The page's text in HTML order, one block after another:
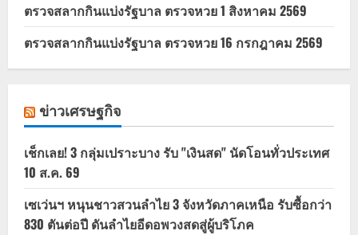
ตรวจสลากกินแบ่งรัฐบาล ตรวจหวย 1 สิงหาคม 2569
ตรวจสลากกินแบ่งรัฐบาล ตรวจหวย 16 กรกฎาคม 2569
ข่าวเศรษฐกิจ
เช็กเลย! 3 กลุ่มเปราะบาง รับ "เงินสด" นัดโอนทั่วประเทศ
10 ส.ค. 69
เซเว่นฯ หนุนชาวสวนลำไย 3 จังหวัดภาคเหนือ รับซื้อกว่า
830 ตันต่อปี ดันลำไยอีดอพวงสดสู่ผู้บริโภค